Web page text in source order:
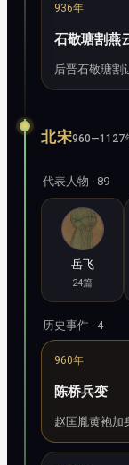
936年
石敬瑭割燕
后晋石敬瑭割
北宋960—1127
代表人物 · 89
岳飞
24篇
历史事件 · 4
960年
陈桥兵变
赵匡胤黄袍加